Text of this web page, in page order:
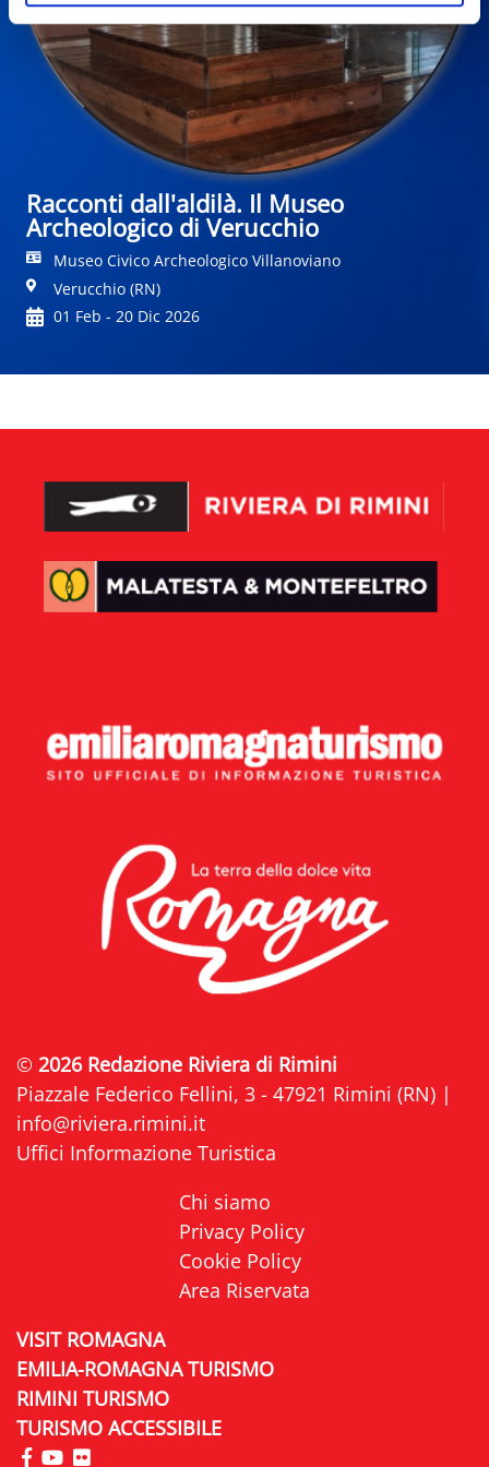
Racconti dall'aldilà. Il Museo
Archeologico di Verucchio
Museo Civico Archeologico Villanoviano
Verucchio (RN)
01 Feb - 20 Dic 2026
© 2026 Redazione Riviera di Rimini
Piazzale Federico Fellini, 3 - 47921 Rimini (RN) |
info@riviera.rimini.it
Uffici Informazione Turistica
Chi siamo
Privacy Policy
Cookie Policy
Area Riservata
VISIT ROMAGNA
EMILIA-ROMAGNA TURISMO
RIMINI TURISMO
TURISMO ACCESSIBILE
visita la pagina Facebook di Riviera di Rimini
visita la pagina YouTube di Riviera di Rimini
visita la pagina Flickr di Riviera di Rimini